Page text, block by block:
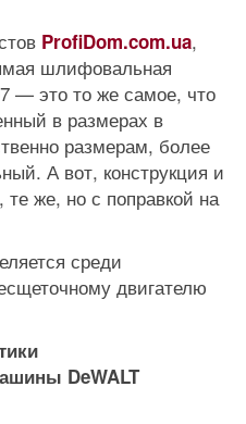
ProfiDom.com.ua,
шлифовальная
— это то же самое, что
в размерах в
размерам, более
А вот, конструкция и
те же, но с поправкой на
среди
двигателю
DeWALT